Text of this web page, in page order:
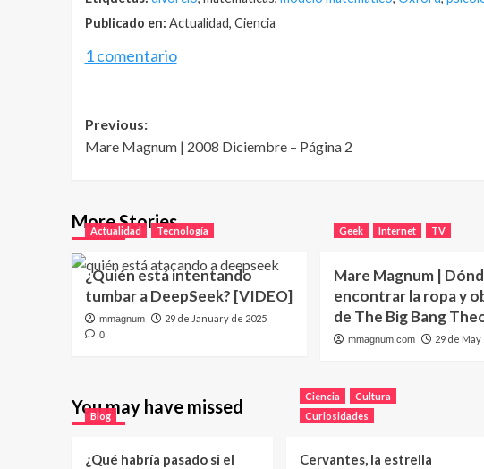
Publicado en: Actualidad, Ciencia
1 comentario
Post
navigation
Previous:
Mare Magnum | 2008 Diciembre – Página 2
More Stories
Actualidad Tecnología
¿Quién está intentando
tumbar a DeepSeek? [VIDEO]
mmagnum 29 de January de 2025
0
Geek Internet TV
Mare Magnum |
encontrar la ropa y
de The Big Bang
mmagnum.com 29 de May
You may have missed
Blog
¿Qué habría pasado si el
Ciencia
Cultura
Curiosidades
Cervantes, la estrella